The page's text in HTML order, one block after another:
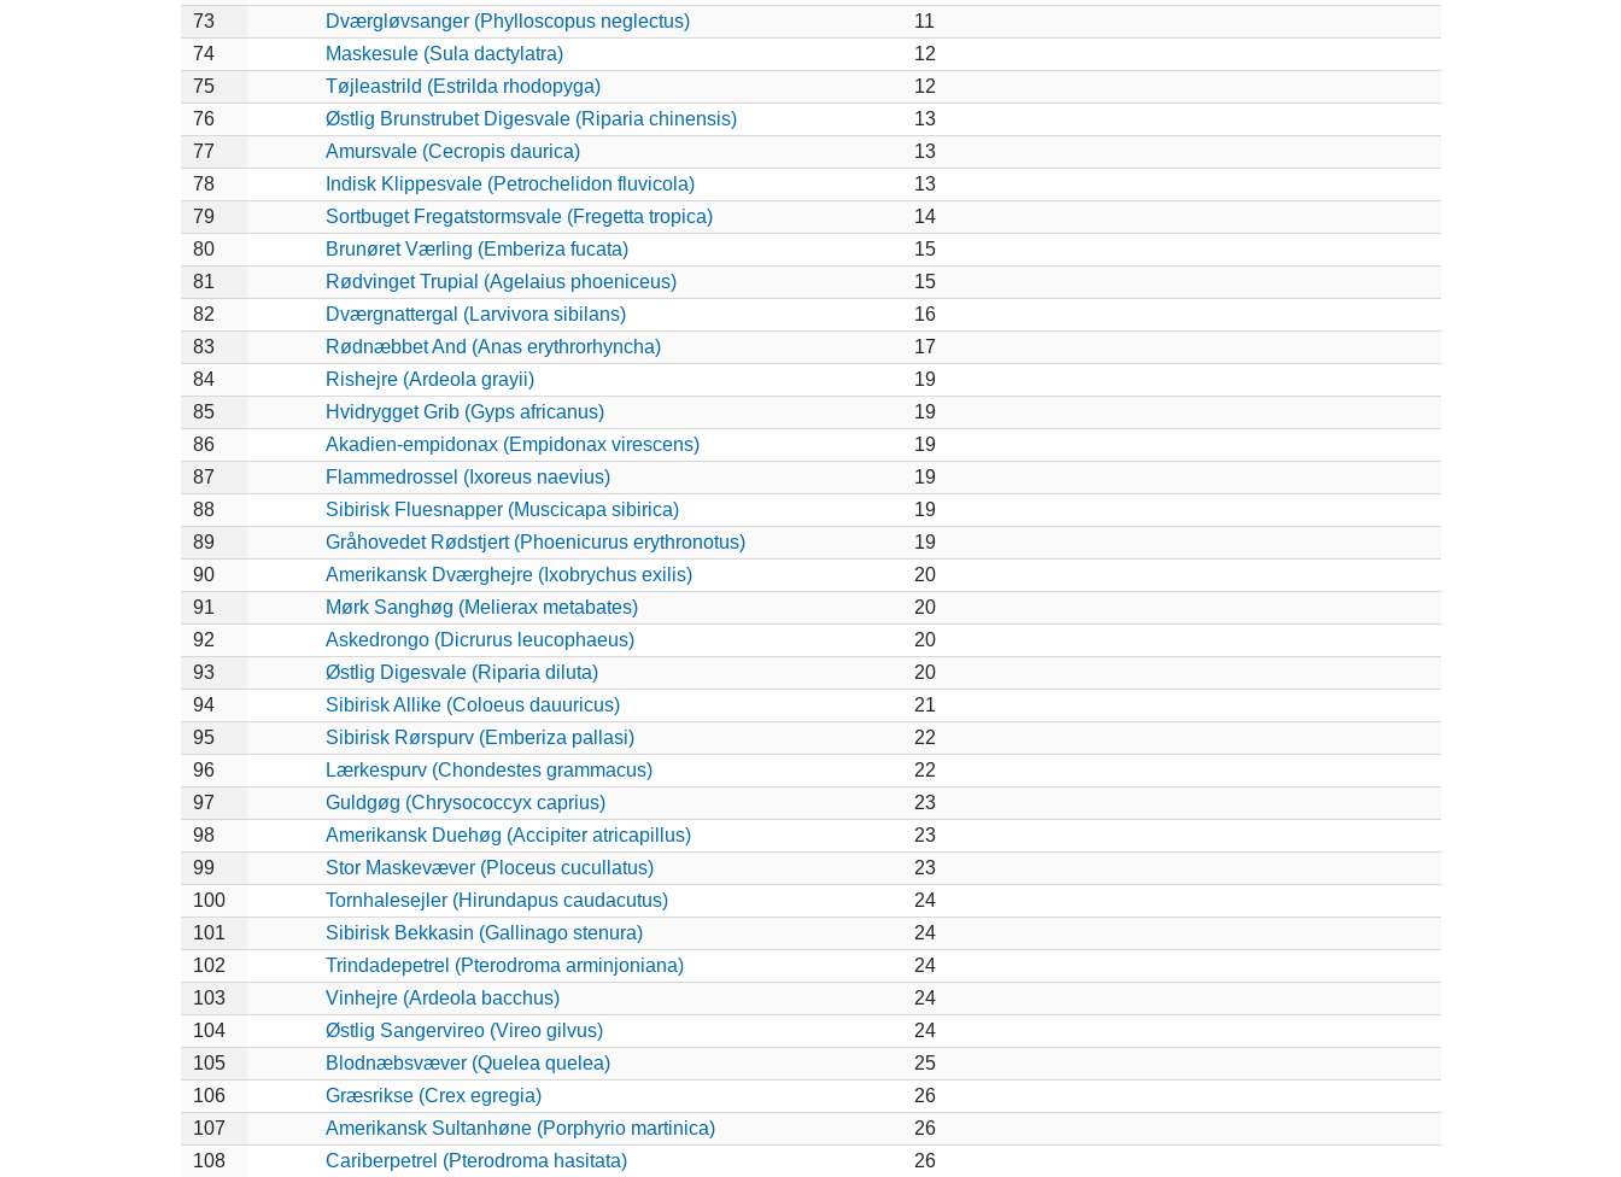
73
Dværgløvsanger (Phylloscopus neglectus)
11
74
Maskesule (Sula dactylatra)
12
75
Tøjleastrild (Estrilda rhodopyga)
12
76
Østlig Brunstrubet Digesvale (Riparia chinensis)
13
77
Amursvale (Cecropis daurica)
13
78
Indisk Klippesvale (Petrochelidon fluvicola)
13
79
Sortbuget Fregatstormsvale (Fregetta tropica)
14
80
Brunøret Værling (Emberiza fucata)
15
81
Rødvinget Trupial (Agelaius phoeniceus)
15
82
Dværgnattergal (Larvivora sibilans)
16
83
Rødnæbbet And (Anas erythrorhyncha)
17
84
Rishejre (Ardeola grayii)
19
85
Hvidrygget Grib (Gyps africanus)
19
86
Akadien-empidonax (Empidonax virescens)
19
87
Flammedrossel (Ixoreus naevius)
19
88
Sibirisk Fluesnapper (Muscicapa sibirica)
19
89
Gråhovedet Rødstjert (Phoenicurus erythronotus)
19
90
Amerikansk Dværghejre (Ixobrychus exilis)
20
91
Mørk Sanghøg (Melierax metabates)
20
92
Askedrongo (Dicrurus leucophaeus)
20
93
Østlig Digesvale (Riparia diluta)
20
94
Sibirisk Allike (Coloeus dauuricus)
21
95
Sibirisk Rørspurv (Emberiza pallasi)
22
96
Lærkespurv (Chondestes grammacus)
22
97
Guldgøg (Chrysococcyx caprius)
23
98
Amerikansk Duehøg (Accipiter atricapillus)
23
99
Stor Maskevæver (Ploceus cucullatus)
23
100
Tornhalesejler (Hirundapus caudacutus)
24
101
Sibirisk Bekkasin (Gallinago stenura)
24
102
Trindadepetrel (Pterodroma arminjoniana)
24
103
Vinhejre (Ardeola bacchus)
24
104
Østlig Sangervireo (Vireo gilvus)
24
105
Blodnæbsvæver (Quelea quelea)
25
106
Græsrikse (Crex egregia)
26
107
Amerikansk Sultanhøne (Porphyrio martinica)
26
108
Cariberpetrel (Pterodroma hasitata) 26